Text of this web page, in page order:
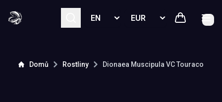
Select languageSelect currency
Domů Rostliny Dionaea Muscipula VC Touraco